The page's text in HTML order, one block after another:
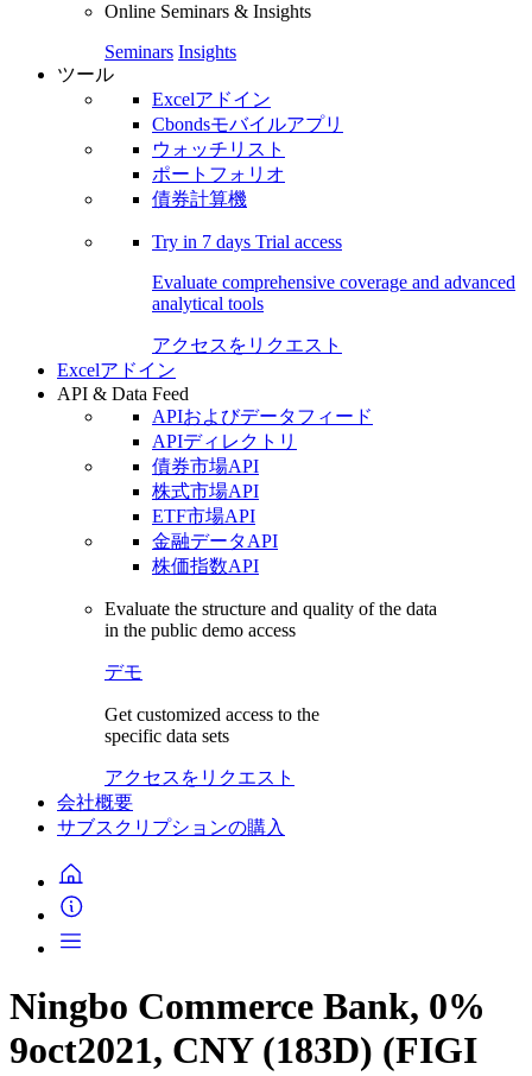
Online Seminars & Insights
Seminars Insights
ツール
Excelアドイン
Cbondsモバイルアプリ
ウォッチリスト
ポートフォリオ
債券計算機
Try in 7 days Trial access
Evaluate comprehensive coverage and advanced
analytical tools
アクセスをリクエスト
Excelアドイン
API & Data Feed
APIおよびデータフィード
APIディレクトリ
債券市場API
株式市場API
ETF市場API
金融データAPI
株価指数API
Evaluate the structure and quality of the data
in the public demo access
デモ
Get customized access to the
specific data sets
アクセスをリクエスト
会社概要
サブスクリプションの購入
Ningbo Commerce Bank, 0%
9oct2021, CNY (183D) (FIGI